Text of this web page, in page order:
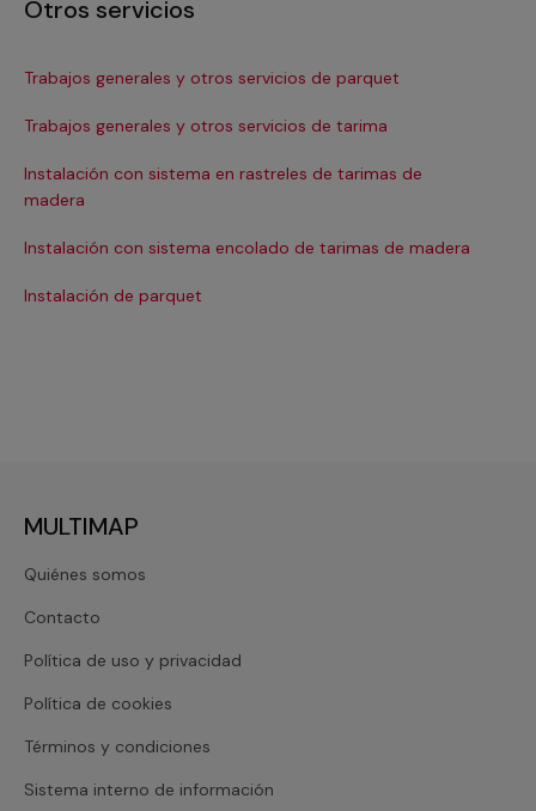
Otros servicios
Trabajos generales y otros servicios de parquet
Trabajos generales y otros servicios de tarima
Instalación con sistema en rastreles de tarimas de
madera
Instalación con sistema encolado de tarimas de madera
Instalación de parquet
MULTIMAP
Quiénes somos
Contacto
Política de uso y privacidad
Política de cookies
Términos y condiciones
Sistema interno de información